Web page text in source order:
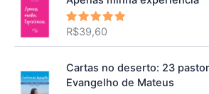
Avaliação
R$39,60
Cartas no deserto: 23
Evangelho de Mateus